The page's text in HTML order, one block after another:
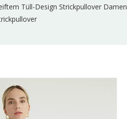
Tüll-Design Strickpullover Damen